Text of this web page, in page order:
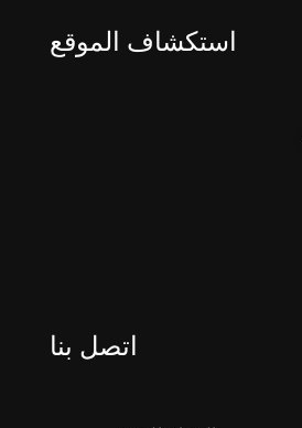
استكشاف الموقع
اتصل بنا